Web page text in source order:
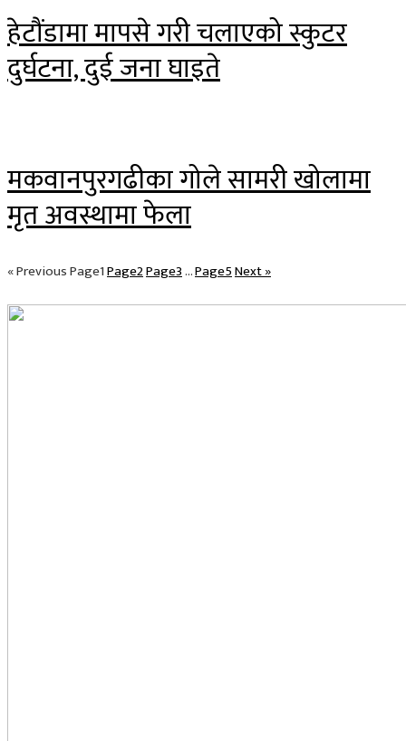
हेटौंडामा मापसे गरी चलाएको स्कुटर
दुर्घटना, दुई जना घाइते
मकवानपुरगढीका गोले सामरी खोलामा
मृत अवस्थामा फेला
« PreviousPage1Page2Page3…Page5Next »